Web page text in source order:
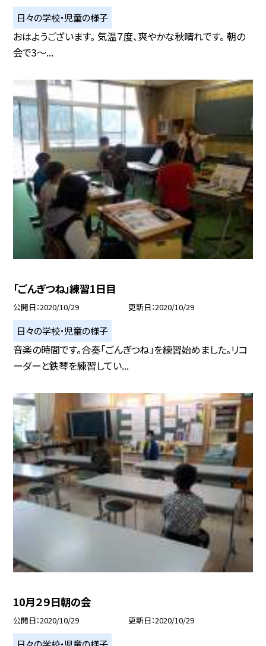
日々の学校・児童の様子
おはようございます。 気温７度、爽やかな秋晴れです。 朝の
会で3〜...
「ごんぎつね」練習1日目
公開日 2020/10/29 更新日 2020/10/29
日々の学校・児童の様子
音楽の時間です。合奏「ごんぎつね」を練習始めました。リコ
ーダーと鉄琴を練習してい...
10月２９日朝の会
公開日 2020/10/29 更新日 2020/10/29